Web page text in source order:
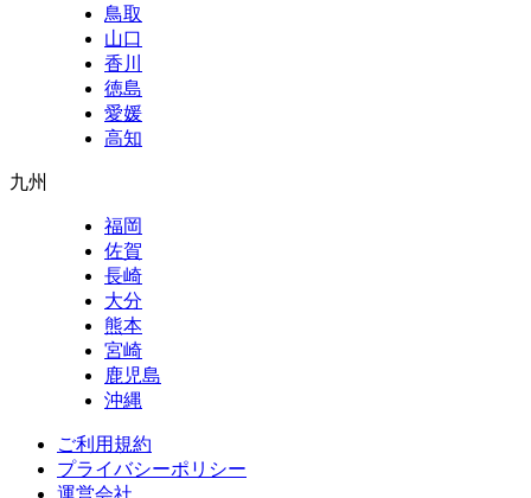
鳥取
山口
香川
徳島
愛媛
高知
九州
福岡
佐賀
長崎
大分
熊本
宮崎
鹿児島
沖縄
ご利用規約
プライバシーポリシー
運営会社